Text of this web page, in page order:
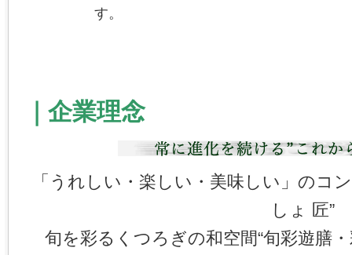
す。
｜企業理念
「うれしい・楽しい・美味しい」のコ
しょ 匠”
旬を彩るくつろぎの和空間“旬彩遊膳